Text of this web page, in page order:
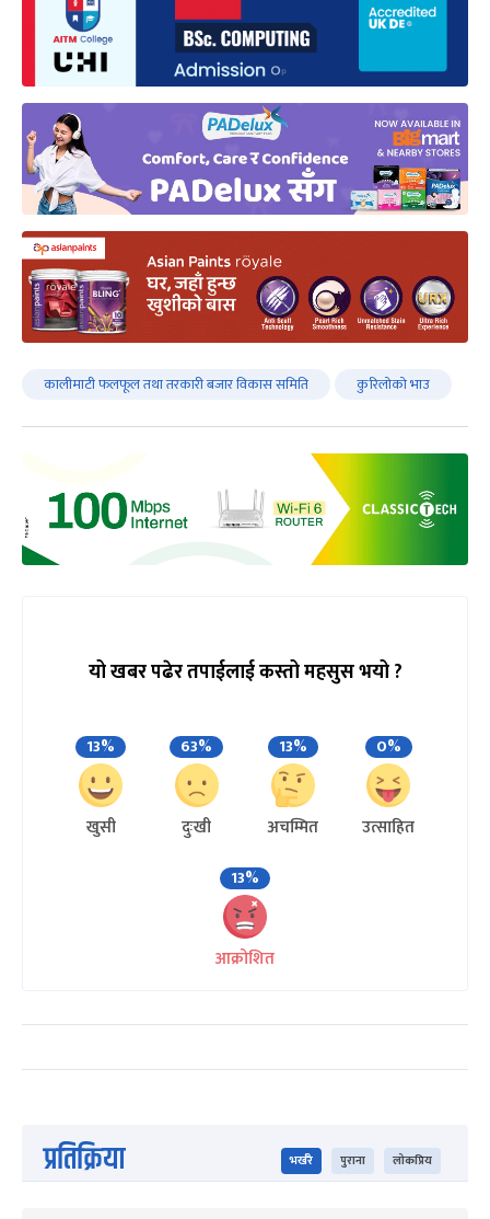
कालीमाटी फलफूल तथा तरकारी बजार विकास समिति कुरिलोको भाउ
यो खबर पढेर तपाईलाई कस्तो महसुस भयो ?
13%
खुसी
63%
दुःखी
13%
अचम्मित
0%
उत्साहित
13%
आक्रोशित
प्रतिक्रिया भर्खरै पुराना लोकप्रिय